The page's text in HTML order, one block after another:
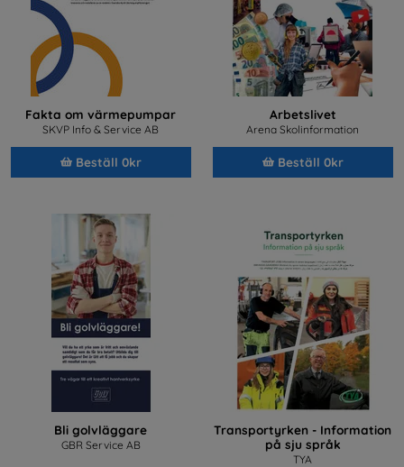
Fakta om värmepumpar
SKVP Info & Service AB
Beställ 0kr
Arbetslivet
Arena Skolinformation
Beställ 0kr
Bli golvläggare
GBR Service AB
Transportyrken - Information
på sju språk
TYA